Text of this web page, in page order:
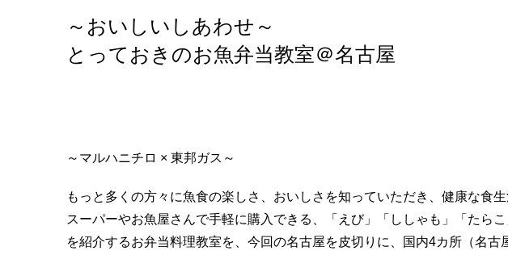
～おいしいしあわせ～
とっておきのお魚弁当教室＠名古屋
～マルハニチロ × 東邦ガス～
もっと多くの方々に魚食の楽しさ、おいしさを知っていただき、健康な食
スーパーやお魚屋さんで手軽に購入できる、「えび」「ししゃも」「たら
を紹介するお弁当料理教室を、今回の名古屋を皮切りに、国内4カ所（名古